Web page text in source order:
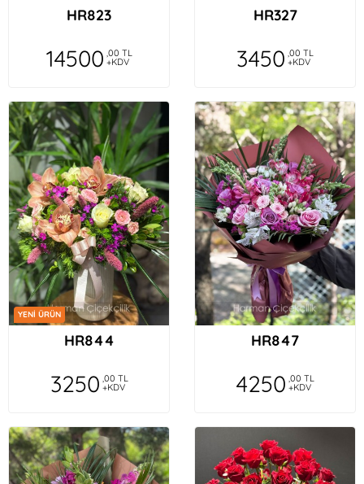
HR823
14500 ,00 TL
+KDV
HR327
3450 ,00 TL
+KDV
YENİ ÜRÜN
HR844
3250 ,00 TL
+KDV
HR847
4250 ,00 TL
+KDV